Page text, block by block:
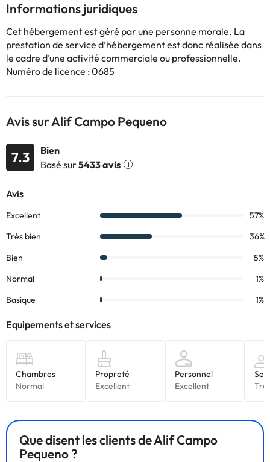
Certains des services indiqués peuvent être payants. Vous
l’établissement. Toutes les informations figurant sur cette fiche
sont susceptibles d’être modifiées par l’hébergement. Si vous
avez des questions, contactez-nous.
Informations juridiques
Cet hébergement est géré par une personne morale. La
prestation de service d’hébergement est donc réalisée dans
le cadre d’une activité commerciale ou professionnelle.
Numéro de licence : 0685
Avis sur Alif Campo Pequeno
7.3
Bien
Basé sur5433 avis
Que disent les clients de Alif Campo
Pequeno ?